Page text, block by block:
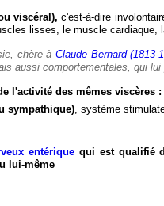
viscéral), c'est-à-dire
lisses, le muscle cardiaque,
chère àClaude Bernard (1813-
aussi comportementales, qui
l'activité des mêmes viscères :
sympathique), système
entérique qui est qualifié
lui-même